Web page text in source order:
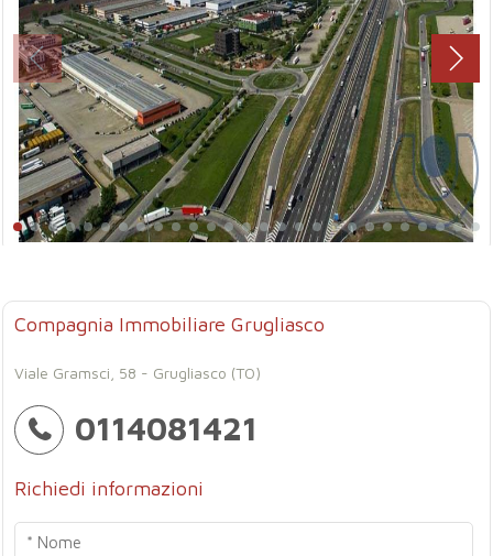
Compagnia Immobiliare Grugliasco
Viale Gramsci, 58 - Grugliasco (TO)
0114081421
Richiedi informazioni